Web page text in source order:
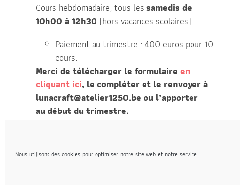
Nous utilisons des cookies pour optimiser notre site web et notre service.
Cours hebdomadaire, tous les samedis de
10h00 à 12h30 (hors vacances scolaires).
Paiement au trimestre : 400 euros pour 10
cours.
Merci de télécharger le formulaire en
cliquant ici, le compléter et le renvoyer à
lunacraft@atelier1250.be ou l’apporter
au début du trimestre.